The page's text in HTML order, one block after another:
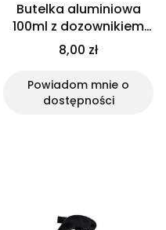
Butelka aluminiowa
100ml z dozownikiem
czarnym
8,00 zł
Powiadom mnie o
dostępności